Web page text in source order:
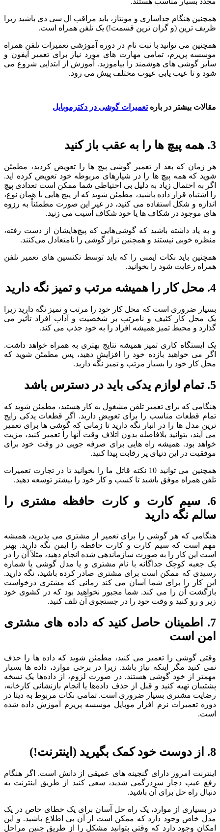
همچنین هنگام جداسازی و مونتاژ، باید مراقب ال سی دی باشید زیرا
ظریف ترین (و گران ترین قسمت!) یک تلفن همراه است.
همچنین می توانید با ثبت نام در دوره آموزشی تعمیرات تلفن همراه
موسسه پریزم، تمامی مهارت های مورد نیاز برای تعمیر آیفون و
سایر گوشی های هوشمند را بیاموزید. آموزش از ابتدایی شروع می
شود و تا عیب یابی عیوب مختلف پیش می رود.
مقالات بیشتر در بارهتعمیرات گوشی در دکترموبایل
3. همه پیچ ها را به عقب باز کنید
هر زمان که بعد از تعمیر گوشی پیچ ها را تعویض کردید، مطمئن
شوید که همه پیچ ها را در شیارهای مربوطه خود تعویض کرده اید.
اگر به احتمال زیاد به دلیل بی احتیاطی شما ممکن است تعدادی پیچ
را اشتباه قرار داده باشید، مطمئن شوید که از پیچ هایی با همان نوع،
اندازه و شکل استفاده می کنید، در غیر این صورت مطمئناً به رزوه
های موجود در شکاف ها یا خود شکاف آسیب می زنید.
و به یاد داشته باشید که گوشی‌هایی که پیچ‌هایشان از دست رفته،
منظره خوبی نیستند و همچنین تراز گوشی را نامتعادل می‌کنند.
همچنین باید نکات ایمنی را که باید توسط تکنسین های تعمیر تلفن
همراه رعایت شود را بخوانید.
4. محل کار را همیشه مرتب و تمیز نگه دارید
بسیار ضروری است که محل کار خود را مرتب و تمیز نگه دارید زیرا
یک محل کار کثیف و نامرتب بر شخصیت و آداب افراد تأثیر می
گذارد و محیط تمیز همیشه افراد را به خود جذب می کند.
یک ایستگاه کاری تمیز همیشه نتایج بهتری به همراه خواهد داشت.
اگر می خواهید بازده خود را افزایش دهید، پس مطمئن شوید که
محل کار خود را بسیار مرتب و تمیز نگه دارید.
5. تمام لوازم یدکی باید در دسترس باشد
هنگامی که برای تعمیر تلفن مشغول به کار هستید، مطمئن شوید که
تمام قطعات مناسب را برای تعویض دارید. اگر قطعات یدکی رایج
ترین مدل ها را در انبار نگه دارید تا زمانی که گوشی ها برای تعمیر
می آیند، بتوانید بلافاصله بدون اتلاف وقت آنها را تعمیر کنید، مزیت
خواهد بود. همیشه راه هایی برای صرفه جویی در وقت خود برای
موفقیت در این دنیای پر رقابت پیدا کنید.
همچنین می توانید 10 نکته قاتل ما را بخوانید تا در تجارت تعمیرات
تلفن همراه موفق باشید تا کسب و کار خود را بیشتر توسعه دهید.
6. سیم کارت و کارت حافظه مشتری را
سالم نگه دارید
هنگامی که هر گوشی را برای تعمیر از مشتری می پذیرید، همیشه
مهم است که سیم کارت و کارت حافظه را ایمن نگه دارید. بهتر
است این کار را به صورت سازماندهی شده انجام دهید، مثلاً آن را در
یک جعبه کوچک جداگانه با نام مشتری و یا مدل گوشی یا شماره
رسیدی که ممکن است برای مشتری صادر کرده باشید، نگه دارید.
این کار را برای شما آسان می کند زمانی که مشتری درخواست
بازگشت آن را می کند. شما مجبور نخواهید بود که در کشوی خود
زیر و رو کنید و وقت خود را در جستجوی آن تلف کنید.
7. اطمینان حاصل کنید که داده های مشتری
امن است
وقتی گوشی را تعمیر می کنید، مطمئن شوید که داده ها را حذف
نمی کنید مگر اینکه نیاز باشد. زیرا در برخی موارد، داده ها بسیار
مهمتر از خود گوشی هستند. در صورت لزوم، از داده‌ها یک نسخه
پشتیبان تهیه کنید و قبل از حذف داده‌ها یا انجام بازنشانی کارخانه،
رضایت مشتری بسیار ضروری است. تمامی نکات مربوط به دیتا در
دوره تعمیرات نرم افزار موبایل موسسه پریزم آموزش داده شده
است.
8. از دوست خود کمک بگیرید (اینترنت!)
اینترنت امروز دارای گنجینه های عمیقی از دانش است. اگر هنگام
رفع عیب دچار سردرگمی شدید، سعی کنید از طریق اینترنت به
دنبال راه حل برای آن باشید.
در بسیاری از موارد، یک راه حل آسان برای یک خطای خاص در یک
مدل خاص وجود دارد که ممکن است از آن بی اطلاع باشید. و این
امکان وجود دارد که وقتی بتوانید مشکل را از طریق چنین مراحل